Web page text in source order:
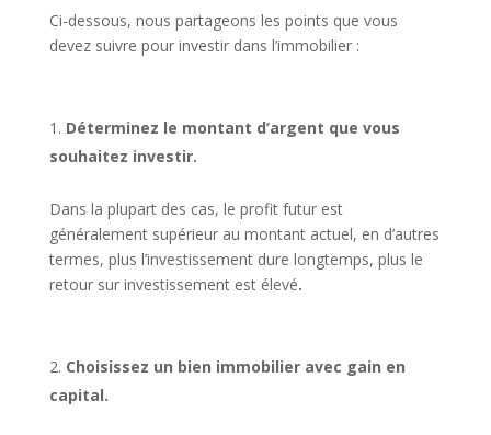
Ci-dessous, nous partageons les points que vous
devez suivre pour investir dans l’immobilier :
Déterminez le montant d’argent que vous
souhaitez investir.
Dans la plupart des cas, le profit futur est
généralement supérieur au montant actuel, en d’autres
termes, plus l’investissement dure longtemps, plus le
retour sur investissement est élevé.
Choisissez un bien immobilier avec gain en
capital.